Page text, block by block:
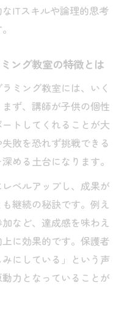
未来への力
につながるプログラ
未来への可能性を広
ログラミング教室の
育む論理的思考力と
中央区のプログラミ
魅力的な体験内容を
ITスキルや論理的思考
ング教室の特徴とは
ミング教室には、いく
ず、講師が子供の個性
トしてくれることが大
敗を恐れず挑戦できる
める土台になります。
ベルアップし、成果が
継続の秘訣です。例え
など、達成感を味わえ
に効果的です。保護者
にしている」という声
力となっていることが